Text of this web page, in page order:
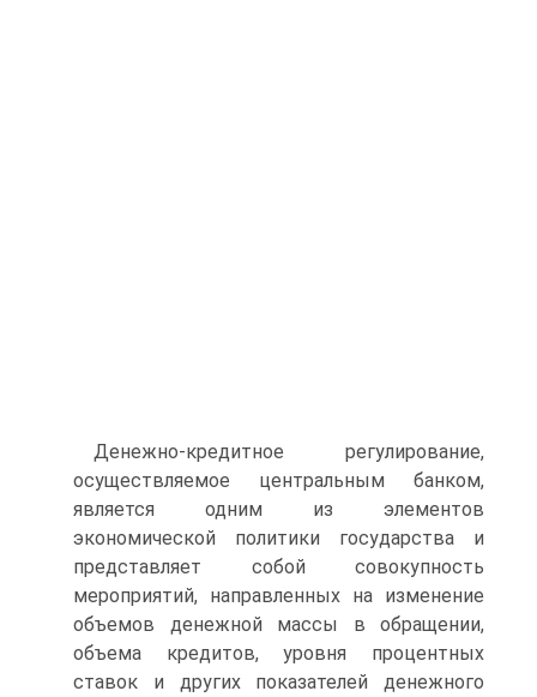
Денежно-кредитное регулирование,
осуществляемое централь­ным банком,
является одним из элементов
экономической политики государства и
представляет собой совокупность
мероприятий, направленных на изменение
объемов денежной массы в обращении,
объема кредитов, уровня процентных
ставок и других показателей денежного